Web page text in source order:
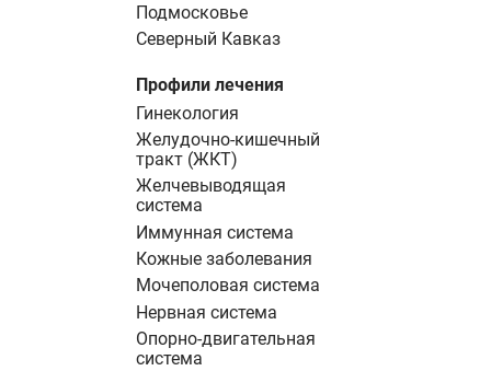
Подмосковье
Северный Кавказ
Профили лечения
Гинекология
Желудочно-кишечный
тракт (ЖКТ)
Желчевыводящая
система
Иммунная система
Кожные заболевания
Мочеполовая система
Нервная система
Опорно-двигательная
система